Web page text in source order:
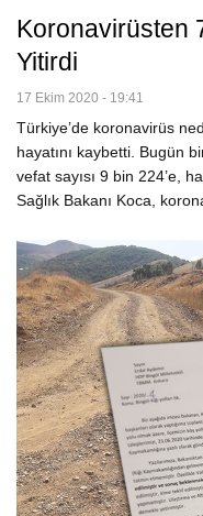
Koronavirüsten
Yitirdi
17 Ekim 2020 - 19:41
Türkiye’de koronavirüs
hayatını kaybetti. Bugün
vefat sayısı 9 bin 224’e,
Sağlık Bakanı Koca,